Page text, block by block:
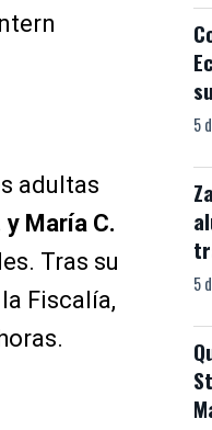
adultas
y María C.
Tras su
Fiscalía,
5
5